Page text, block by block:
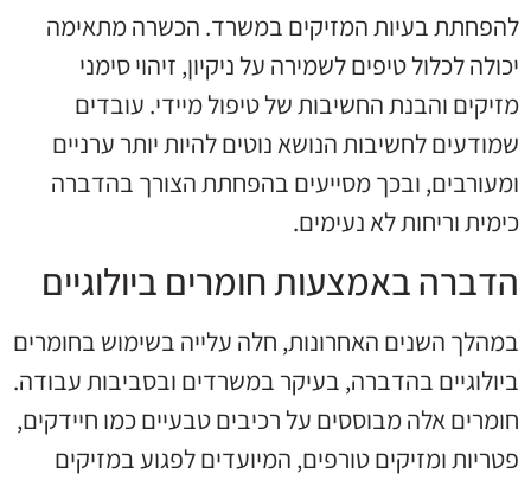
להפחתת בעיות המזיקים במשרד. הכשרה מתאימה
יכולה לכלול טיפים לשמירה על ניקיון, זיהוי סימני
מזיקים והבנת החשיבות של טיפול מיידי. עובדים
שמודעים לחשיבות הנושא נוטים להיות יותר ערניים
ומעורבים, ובכך מסייעים בהפחתת הצורך בהדברה
כימית וריחות לא נעימים.
הדברה באמצעות חומרים ביולוגיים
במהלך השנים האחרונות, חלה עלייה בשימוש בחומרים
ביולוגיים בהדברה, בעיקר במשרדים ובסביבות עבודה.
חומרים אלה מבוססים על רכיבים טבעיים כמו חיידקים,
פטריות ומזיקים טורפים, המיועדים לפגוע במזיקים